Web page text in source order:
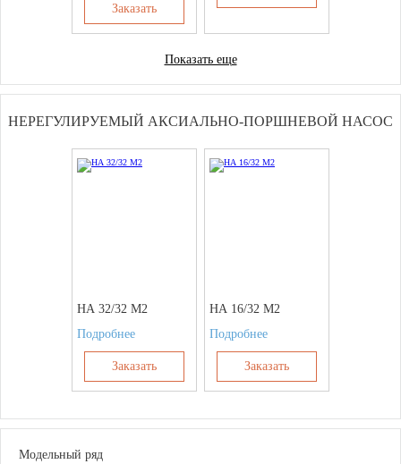
Заказать
Показать еще
НЕРЕГУЛИРУЕМЫЙ АКСИАЛЬНО-ПОРШНЕВОЙ НАСОС
НА 32/32 М2
Подробнее
Заказать
НА 16/32 М2
Подробнее
Заказать
Модельный ряд